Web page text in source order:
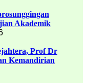
Akademik
Prof Dr
Kemandirian